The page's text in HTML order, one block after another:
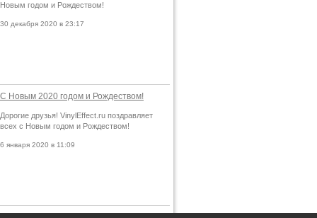
Новым годом и Рождеством!
30 декабря 2020 в 23:17
С Новым 2020 годом и Рождеством!
Дорогие друзья! VinylEffect.ru поздравляет
всех с Новым годом и Рождеством!
6 января 2020 в 11:09